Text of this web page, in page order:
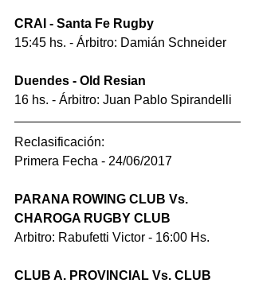
CRAI - Santa Fe Rugby
15:45 hs. - Árbitro: Damián Schneider
Duendes - Old Resian
16 hs. - Árbitro: Juan Pablo Spirandelli
Reclasificación:
Primera Fecha - 24/06/2017
PARANA ROWING CLUB Vs.
CHAROGA RUGBY CLUB
Arbitro: Rabufetti Victor - 16:00 Hs.
CLUB A. PROVINCIAL Vs. CLUB